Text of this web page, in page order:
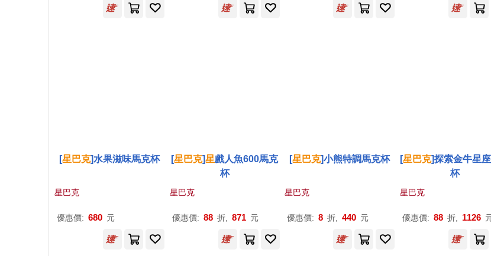
[星巴克]水果滋味馬克杯
星巴克
優惠價: 680 元
[星巴克]星戲人魚600馬克
杯
星巴克
優惠價: 88 折, 871 元
[星巴克]小熊特調馬克杯
星巴克
優惠價: 8 折, 440 元
[星巴克]探索金牛星
杯
星巴克
優惠價: 88 折, 1126